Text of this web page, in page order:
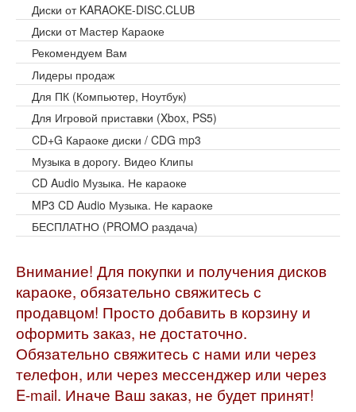
Диски от KARAOKE-DISC.CLUB
Диски от Мастер Караоке
Рекомендуем Вам
Лидеры продаж
Для ПК (Компьютер, Ноутбук)
Для Игровой приставки (Xbox, PS5)
CD+G Караоке диски / CDG mp3
Музыка в дорогу. Видео Клипы
CD Audio Музыка. Не караоке
MP3 CD Audio Музыка. Не караоке
БЕСПЛАТНО (PROMO раздача)
Внимание! Для покупки и получения дисков
караоке, обязательно свяжитесь с
продавцом! Просто добавить в корзину и
оформить заказ, не достаточно.
Обязательно свяжитесь с нами или через
телефон, или через мессенджер или через
E-mail. Иначе Ваш заказ, не будет принят!